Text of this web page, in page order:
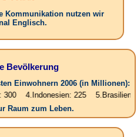
Kommunikation nutzen wir
Englisch.
Bevölkerung
Einwohnern 2006 (in Millionen):
225 5.Brasilien: 187
Raum zum Leben.